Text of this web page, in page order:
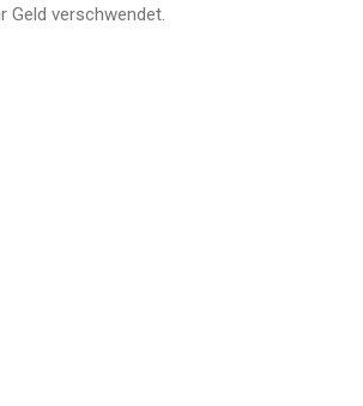
Geld verschwendet.